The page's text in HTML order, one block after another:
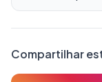
Compartilhar